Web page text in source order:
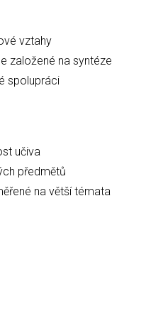
vztahy
založené na syntéze
spolupráci
učiva
předmětů
na větší témata